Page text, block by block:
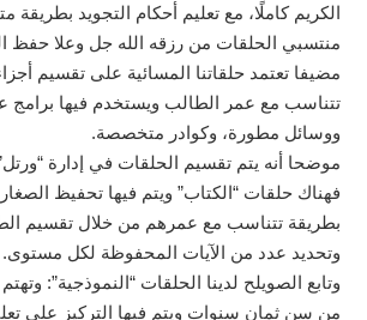
الكريم كاملًا، مع تعليم أحكام التجويد بطريقة
منتسبي الحلقات من رزقه الله جل وعلا حفظ
مضيفا تعتمد حلقاتنا المسائية على تقسيم
تتناسب مع عمر الطالب ويستخدم فيها برامج
ووسائل مطورة، وكوادر متخصصة.
موضحا أنه يتم تقسيم الحلقات في إدارة
فهناك حلقات “الكتاب” ويتم فيها تحفيظ الصغار
بطريقة تتناسب مع عمرهم من خلال تقسيم
وتحديد عدد من الآيات المحفوظة لكل مستوى.
وتابع الصويلح لدينا الحلقات “النموذجية”:
من سن ثمانِ سنوات ويتم فيها التركيز على